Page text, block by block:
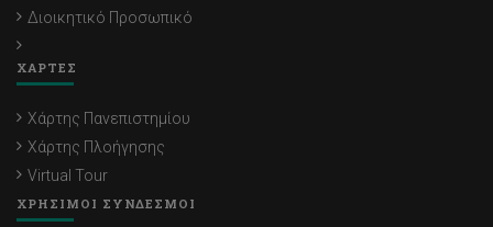
Διοικητικό Προσωπικό
ΧΑΡΤΕΣ
Χάρτης Πανεπιστημίου
Χάρτης Πλοήγησης
Virtual Tour
ΧΡΗΣΙΜΟΙ ΣΥΝΔΕΣΜΟΙ